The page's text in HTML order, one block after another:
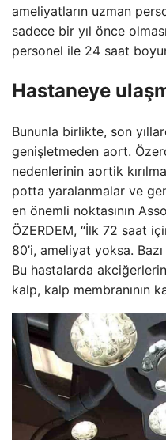
ameliyatların uzman
sadece bir yıl önce
personel ile 24 saat
Hastaneye
Bununla birlikte, son
genişletmeden aort.
nedenlerinin aortik
potta yaralanmalar ve
en önemli noktasının
ÖZERDEM, “İlk 72 saat
80’i, ameliyat yoksa.
Bu hastalarda
kalp, kalp membranının